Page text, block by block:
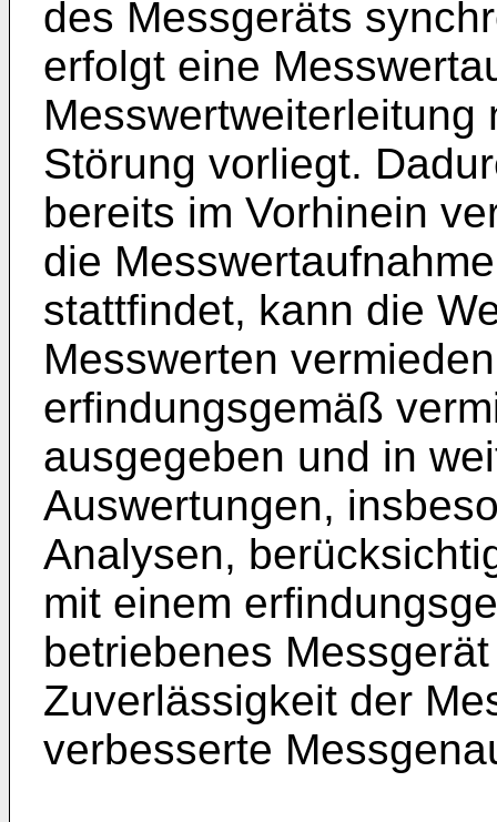
des Messgeräts
erfolgt eine
Störung vorliegt.
bereits im Vorhinein
die
stattfindet, kann die
Messwerten
erfindungsgemäß
ausgegeben und in
Auswertungen,
Analysen,
mit einem
betriebenes
Zuverlässigkeit der
verbesserte